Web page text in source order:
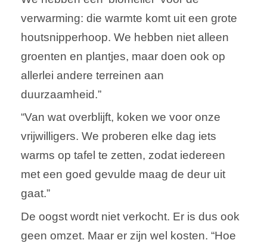
verwarming: die warmte komt uit een grote
houtsnipperhoop. We hebben niet alleen
groenten en plantjes, maar doen ook op
allerlei andere terreinen aan
duurzaamheid.”
“Van wat overblijft, koken we voor onze
vrijwilligers. We proberen elke dag iets
warms op tafel te zetten, zodat iedereen
met een goed gevulde maag de deur uit
gaat.”
De oogst wordt niet verkocht. Er is dus ook
geen omzet. Maar er zijn wel kosten. “Hoe